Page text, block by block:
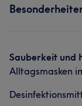
Sauberkeit und
Alltagsmasken